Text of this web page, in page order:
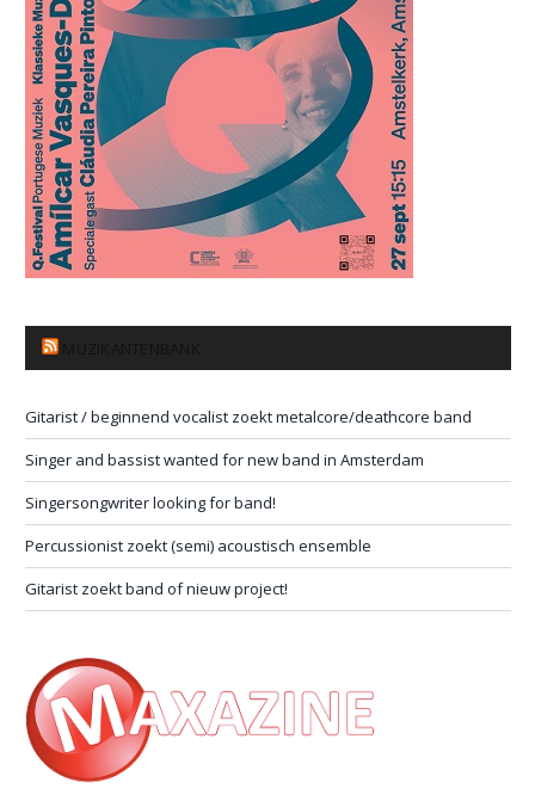
Gitarist / beginnend vocalist zoekt metalcore/deathcore band
Singer and bassist wanted for new band in Amsterdam
Singersongwriter looking for band!
Percussionist zoekt (semi) acoustisch ensemble
Gitarist zoekt band of nieuw project!